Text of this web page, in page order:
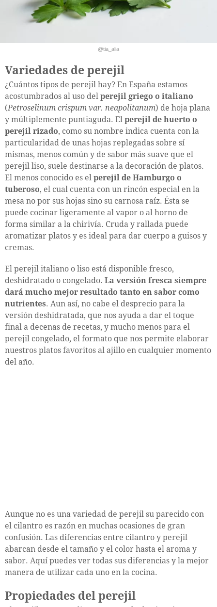
@tia_alia
Variedades de perejil
¿Cuántos tipos de perejil hay? En España estamos
acostumbrados al uso del perejil griego o italiano
(Petroselinum crispum var. neapolitanum) de hoja plana
y múltiplemente puntiaguda. El perejil de huerto o
perejil rizado, como su nombre indica cuenta con la
particularidad de unas hojas replegadas sobre sí
mismas, menos común y de sabor más suave que el
perejil liso, suele destinarse a la decoración de platos.
El menos conocido es el perejil de Hamburgo o
tuberoso, el cual cuenta con un rincón especial en la
mesa no por sus hojas sino su carnosa raíz. Ésta se
puede cocinar ligeramente al vapor o al horno de
forma similar a la chirivía. Cruda y rallada puede
aromatizar platos y es ideal para dar cuerpo a guisos y
cremas.
El perejil italiano o liso está disponible fresco,
deshidratado o congelado. La versión fresca siempre
dará mucho mejor resultado tanto en sabor como
nutrientes. Aun así, no cabe el desprecio para la
versión deshidratada, que nos ayuda a dar el toque
final a decenas de recetas, y mucho menos para el
perejil congelado, el formato que nos permite elaborar
nuestros platos favoritos al ajillo en cualquier momento
del año.
Aunque no es una variedad de perejil su parecido con
el cilantro es razón en muchas ocasiones de gran
confusión. Las diferencias entre cilantro y perejil
abarcan desde el tamaño y el color hasta el aroma y
sabor. Aquí puedes ver todas sus diferencias y la mejor
manera de utilizar cada uno en la cocina.
Propiedades del perejil